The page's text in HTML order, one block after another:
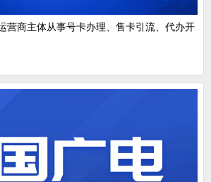
营商主体从事号卡办理、售卡引流、代办开